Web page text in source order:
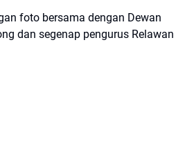
foto bersama dengan Dewan
dan segenap pengurus Relawan